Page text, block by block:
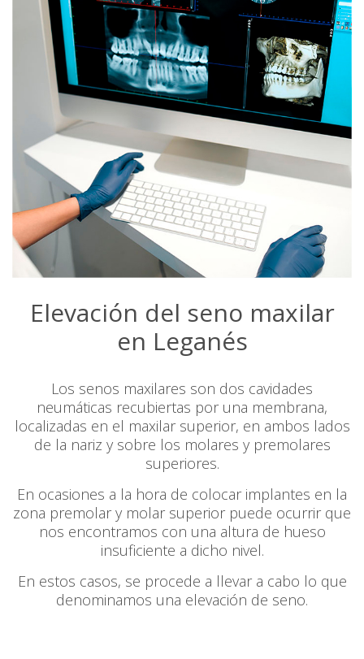
Elevación del seno maxilar
en Leganés
Los senos maxilares son dos cavidades
neumáticas recubiertas por una membrana,
localizadas en el maxilar superior, en ambos lados
de la nariz y sobre los molares y premolares
superiores.
En ocasiones a la hora de colocar implantes en la
zona premolar y molar superior puede ocurrir que
nos encontramos con una altura de hueso
insuficiente a dicho nivel.
En estos casos, se procede a llevar a cabo lo que
denominamos una elevación de seno.